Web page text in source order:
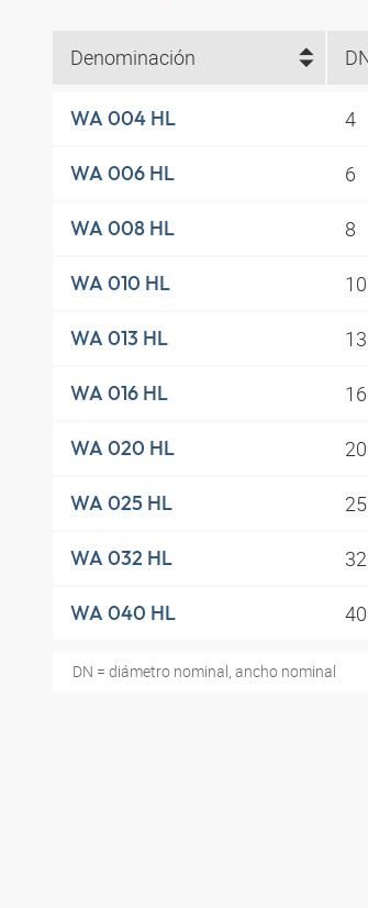
Denominación
WA 004 HL 4
WA 006 HL 6
WA 008 HL 8
WA 010 HL 10
WA 013 HL 13
WA 016 HL 16
WA 020 HL 20
WA 025 HL 25
WA 032 HL 32
WA 040 HL 40
DN = diámetro nominal, ancho nominal